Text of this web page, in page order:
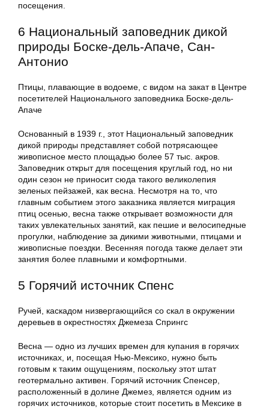
посещения.
6 Национальный заповедник дикой
природы Боске-дель-Апаче, Сан-
Антонио
Птицы, плавающие в водоеме, с видом на закат в Центре
посетителей Национального заповедника Боске-дель-
Апаче
Основанный в 1939 г., этот Национальный заповедник
дикой природы представляет собой потрясающее
живописное место площадью более 57 тыс. акров.
Заповедник открыт для посещения круглый год, но ни
один сезон не приносит сюда такого великолепия
зеленых пейзажей, как весна. Несмотря на то, что
главным событием этого заказника является миграция
птиц осенью, весна также открывает возможности для
таких увлекательных занятий, как пешие и велосипедные
прогулки, наблюдение за дикими животными, птицами и
живописные поездки. Весенняя погода также делает эти
занятия более плавными и комфортными.
5 Горячий источник Спенс
Ручей, каскадом низвергающийся со скал в окружении
деревьев в окрестностях Джемеза Спрингс
Весна — одно из лучших времен для купания в горячих
источниках, и, посещая Нью-Мексико, нужно быть
готовым к таким ощущениям, поскольку этот штат
геотермально активен. Горячий источник Спенсер,
расположенный в долине Джемез, является одним из
горячих источников, которые стоит посетить в Мексике в